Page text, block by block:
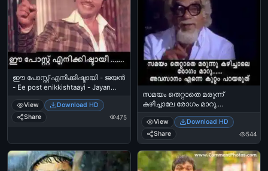
ഈ പോസ്റ്റ്‌ എനിക്കിഷ്ടായി - ജയന്‍
- Ee post enikkishtaayi - Jayan
Smiling
View
Download HD
Share
475
സമയം തെറ്റാതെ മരുന്ന്
കഴിച്ചാലേ രോഗം മാറു.
അവസാനം എന്നെ കുറ്റം
പറയരുത് - ശങ്കരാടി - Samayam
Thettathe Marunnu Kazhichale
Rogam Maaru. Avasaanam Enne
Kuttam Parayaruth - Shankaradi
Mental Doctor
View
Download HD
Share
544